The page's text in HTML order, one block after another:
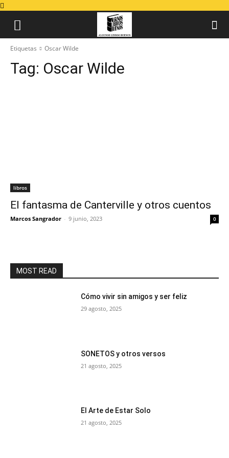
Etiquetas Oscar Wilde
Tag: Oscar Wilde
libros
El fantasma de Canterville y otros cuentos
Marcos Sangrador - 9 junio, 2023 0
MOST READ
Cómo vivir sin amigos y ser feliz
29 agosto, 2025
SONETOS y otros versos
21 agosto, 2025
El Arte de Estar Solo
21 agosto, 2025